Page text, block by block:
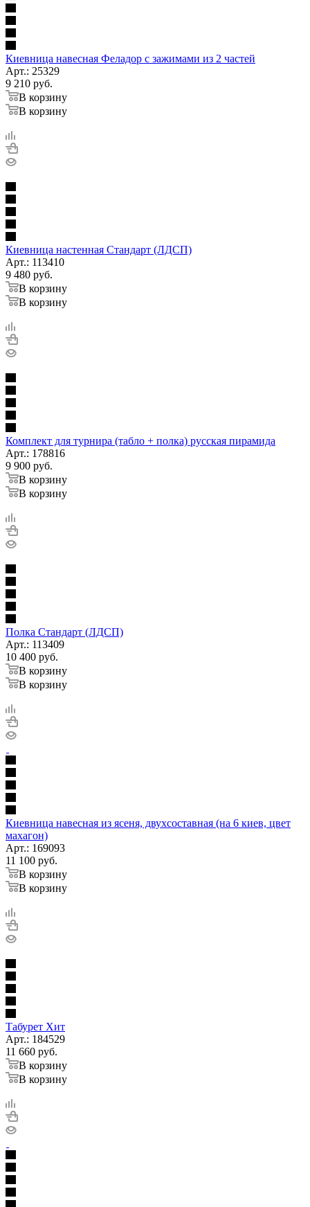
Киевница навесная Феладор с зажимами из 2 частей
Арт.: 25329
9 210 руб.
В корзину
В корзину
Киевница настенная Стандарт (ЛДСП)
Арт.: 113410
9 480 руб.
В корзину
В корзину
Комплект для турнира (табло + полка) русская пирамида
Арт.: 178816
9 900 руб.
В корзину
В корзину
Полка Стандарт (ЛДСП)
Арт.: 113409
10 400 руб.
В корзину
В корзину
Киевница навесная из ясеня, двухсоставная (на 6 киев, цвет
махагон)
Арт.: 169093
11 100 руб.
В корзину
В корзину
Табурет Хит
Арт.: 184529
11 660 руб.
В корзину
В корзину